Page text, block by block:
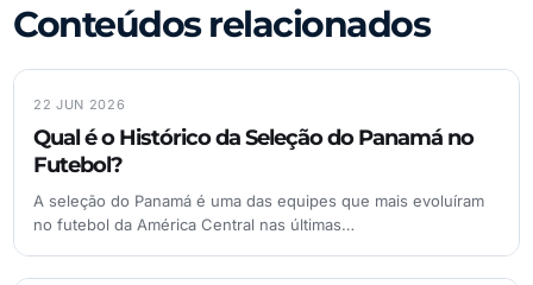
Conteúdos relacionados
22 JUN 2026
Qual é o Histórico da Seleção do Panamá no
Futebol?
A seleção do Panamá é uma das equipes que mais evoluíram
no futebol da América Central nas últimas…